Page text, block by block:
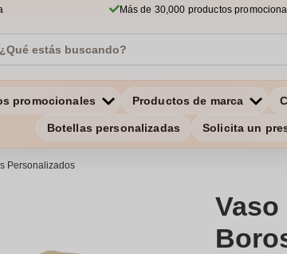
Más de 30,000 productos
promocionales Productos de marca
Botellas personalizadas Solicita un
Personalizados
Vaso